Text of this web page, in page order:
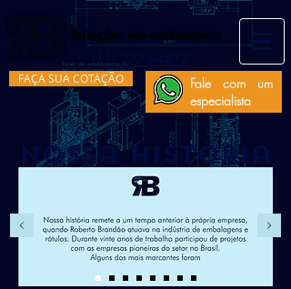
(11) 2774-4477
FAÇA SUA COTAÇÃO
Fale com um
especialista
Nossa História